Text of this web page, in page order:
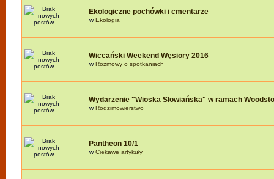
Ekologiczne pochówki i cmentarze
wEkologia
Wiccański Weekend Węsiory 2016
wRozmowy o spotkaniach
Wydarzenie "Wioska Słowiańska" w ramach
wRodzimowierstwo
Pantheon 10/1
wCiekawe artykuły